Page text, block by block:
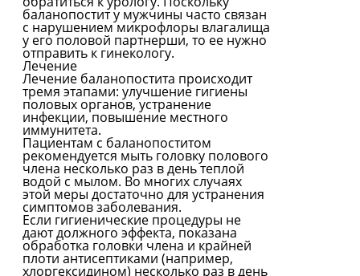
баланопостит у мужчины часто связан
с нарушением микрофлоры влагалища
у его половой партнерши, то ее нужно
отправить к гинекологу.
Лечение
Лечение баланопостита происходит
тремя этапами: улучшение гигиены
половых органов, устранение
инфекции, повышение местного
иммунитета.
Пациентам с баланопоститом
рекомендуется мыть головку полового
члена несколько раз в день теплой
водой с мылом. Во многих случаях
этой меры достаточно для устранения
симптомов заболевания.
Если гигиенические процедуры не
дают должного эффекта, показана
обработка головки члена и крайней
плоти антисептиками (например,
хлоргексидином) несколько раз в день